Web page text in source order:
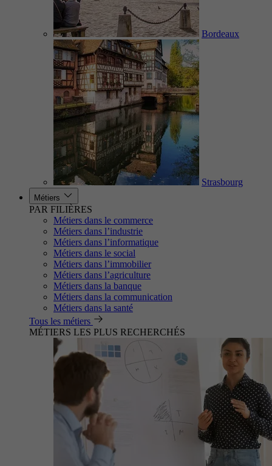
Bordeaux
Strasbourg
Métiers
PAR FILIÈRES
Métiers dans le commerce
Métiers dans l’industrie
Métiers dans l’informatique
Métiers dans le social
Métiers dans l’immobilier
Métiers dans l’agriculture
Métiers dans la banque
Métiers dans la communication
Métiers dans la santé
Tous les métiers
MÉTIERS LES PLUS RECHERCHÉS